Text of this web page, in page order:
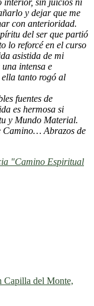
interior, sin juicios ni
y dejar que me
con anterioridad.
del ser que partió
lo reforcé en el curso
asistida de mi
intensa e
tanto rogó al
fuentes de
es hermosa si
y Mundo Material.
Camino… Abrazos de
"Camino Espiritual